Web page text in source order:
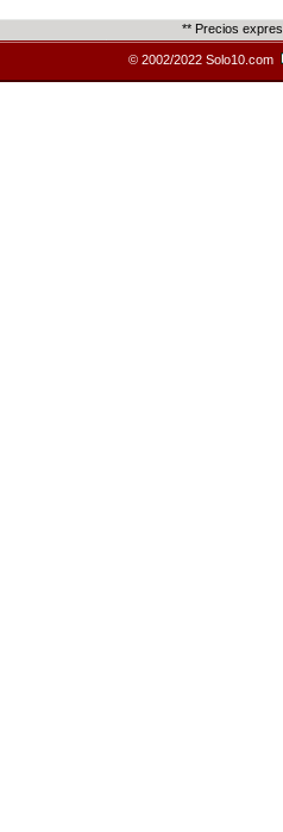
** Precios
© 2002/2022 Solo10.com